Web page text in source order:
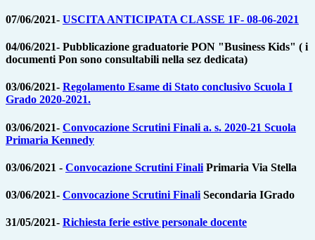
07/06/2021- USCITA ANTICIPATA CLASSE 1F- 08-06-2021
04/06/2021- Pubblicazione graduatorie PON "Business Kids" ( i
documenti Pon sono consultabili nella sez dedicata)
03/06/2021- Regolamento Esame di Stato conclusivo Scuola I
Grado 2020-2021.
03/06/2021- Convocazione Scrutini Finali a. s. 2020-21 Scuola
Primaria Kennedy
03/06/2021 - Convocazione Scrutini Finali Primaria Via Stella
03/06/2021- Convocazione Scrutini Finali Secondaria IGrado
31/05/2021- Richiesta ferie estive personale docente